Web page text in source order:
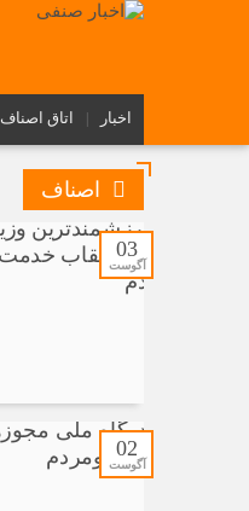
اخبار اتاق اصناف
اصناف
03
آگوست
02
آگوست